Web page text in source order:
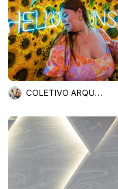
COLETIVO ARQUITETURA